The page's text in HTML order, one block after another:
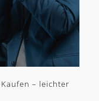
– leichter